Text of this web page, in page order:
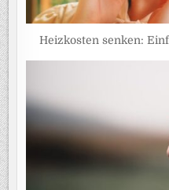
Heizkosten senken: